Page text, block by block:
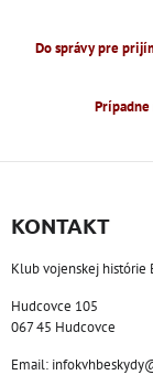
Do správy pre
KONTAKT
Klub vojenskej histórie
Hudcovce 105
067 45 Hudcovce
Email: